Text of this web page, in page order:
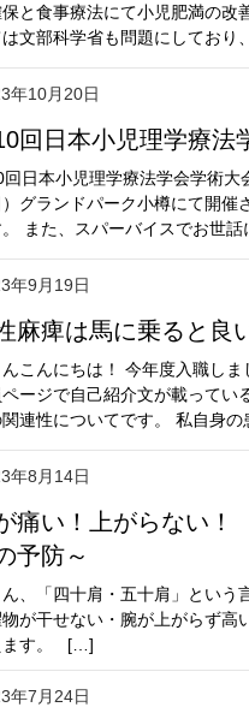
と食事療法にて小児肥満の改
は文部科学省も問題にしてお
年10月20日
10回日本小児理学療
回日本小児理学療法学会学術
グランドパーク小樽にて開催
。 また、スパーバイスでお世
年9月19日
性麻痺は馬に乗ると良
こんにちは！ 今年度入職し
ージで自己紹介文が載って
関連性についてです。 私自身
年8月14日
予防～
ん、「四十肩・五十肩」という
が干せない・腕が上がらず
ます。 […]
年7月24日